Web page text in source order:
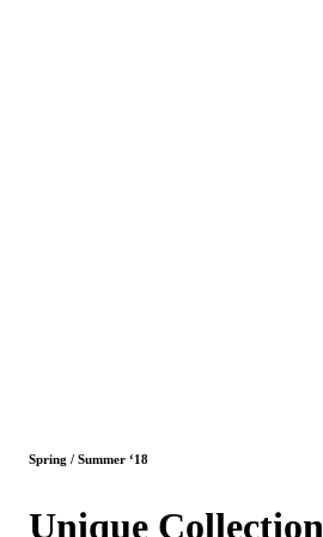
Spring / Summer ‘18
Unique Collection